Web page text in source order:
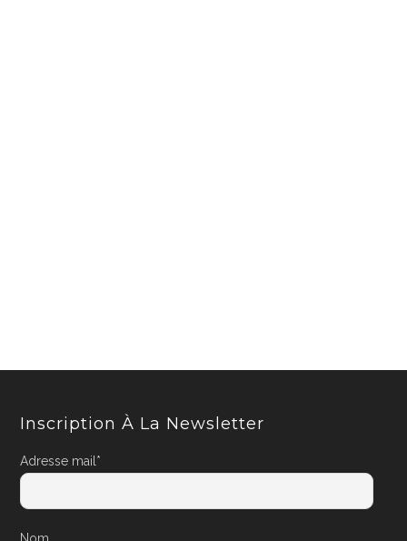
Inscription À La Newsletter
Adresse mail*